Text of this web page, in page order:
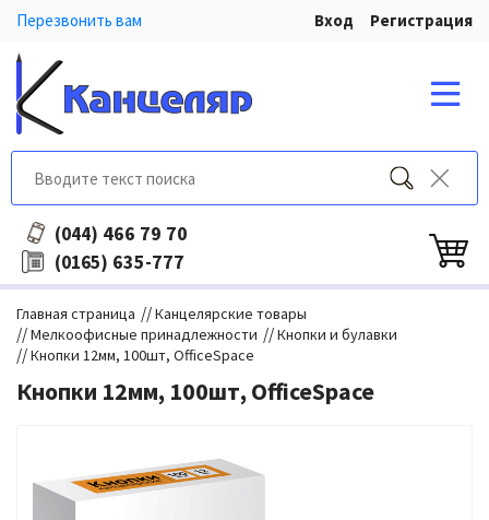
Перезвонить вам Вход Регистрация
(044) 466 79 70
(0165) 635-777
Главная страница //Канцелярские товары
//Мелкоофисные принадлежности //Кнопки и булавки
//Кнопки 12мм, 100шт, OfficeSpace
Кнопки 12мм, 100шт, OfficeSpace